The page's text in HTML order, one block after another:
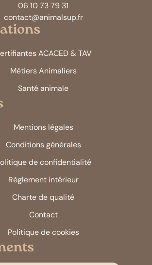
06 10 73 79 31
contact@animalsup.fr
ACACED & TAV
Métiers Animaliers
Santé animale
Mentions légales
Conditions générales
de confidentialité
Règlement intérieur
Charte de qualité
Contact
Politique de cookies